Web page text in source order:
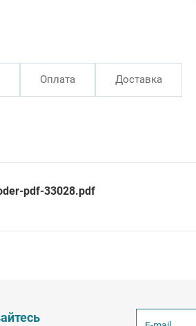
Оплата Доставка
pdf-33028.pdf